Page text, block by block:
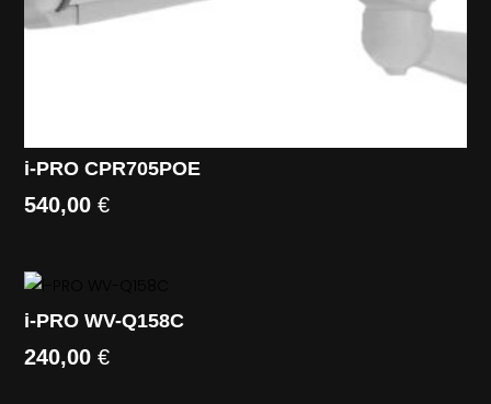
i-PRO CPR705POE
540,00€
i-PRO WV-Q158C
240,00€